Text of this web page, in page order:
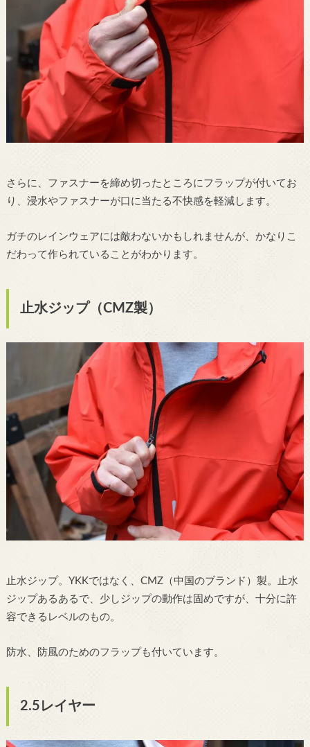
さらに、ファスナーを締め切ったところにフラップが付いてお
り、浸水やファスナーが口に当たる不快感を軽減します。
ガチのレインウェアには敵わないかもしれませんが、かなりこ
だわって作られていることがわかります。
止水ジップ（CMZ製）
止水ジップ。YKKではなく、CMZ（中国のブランド）製。止水
ジップあるあるで、少しジップの動作は固めですが、十分に許
容できるレベルのもの。
防水、防風のためのフラップも付いています。
2.5レイヤー